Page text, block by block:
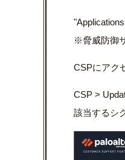
※脅威防御
CSPにアク
CSP >
該当するシ